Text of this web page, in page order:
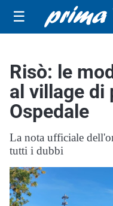
☰
Risò: le
al village di
Ospedale
La nota ufficiale
tutti i dubbi